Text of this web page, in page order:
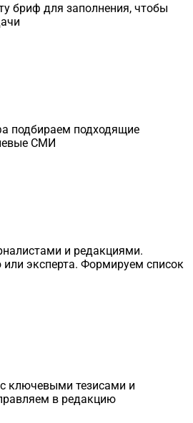
бриф для заполнения, чтобы
подбираем подходящие
СМИ
и редакциями.
эксперта. Формируем список
ключевыми тезисами и
в редакцию